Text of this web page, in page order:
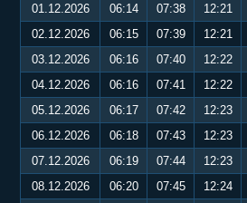
01.12.2026
06:14 07:38 12:21
02.12.2026
06:15 07:39 12:21
03.12.2026
06:16 07:40 12:22
04.12.2026
06:16 07:41 12:22
05.12.2026
06:17 07:42 12:23
06.12.2026
06:18 07:43 12:23
07.12.2026
06:19 07:44 12:23
08.12.2026
06:20 07:45 12:24